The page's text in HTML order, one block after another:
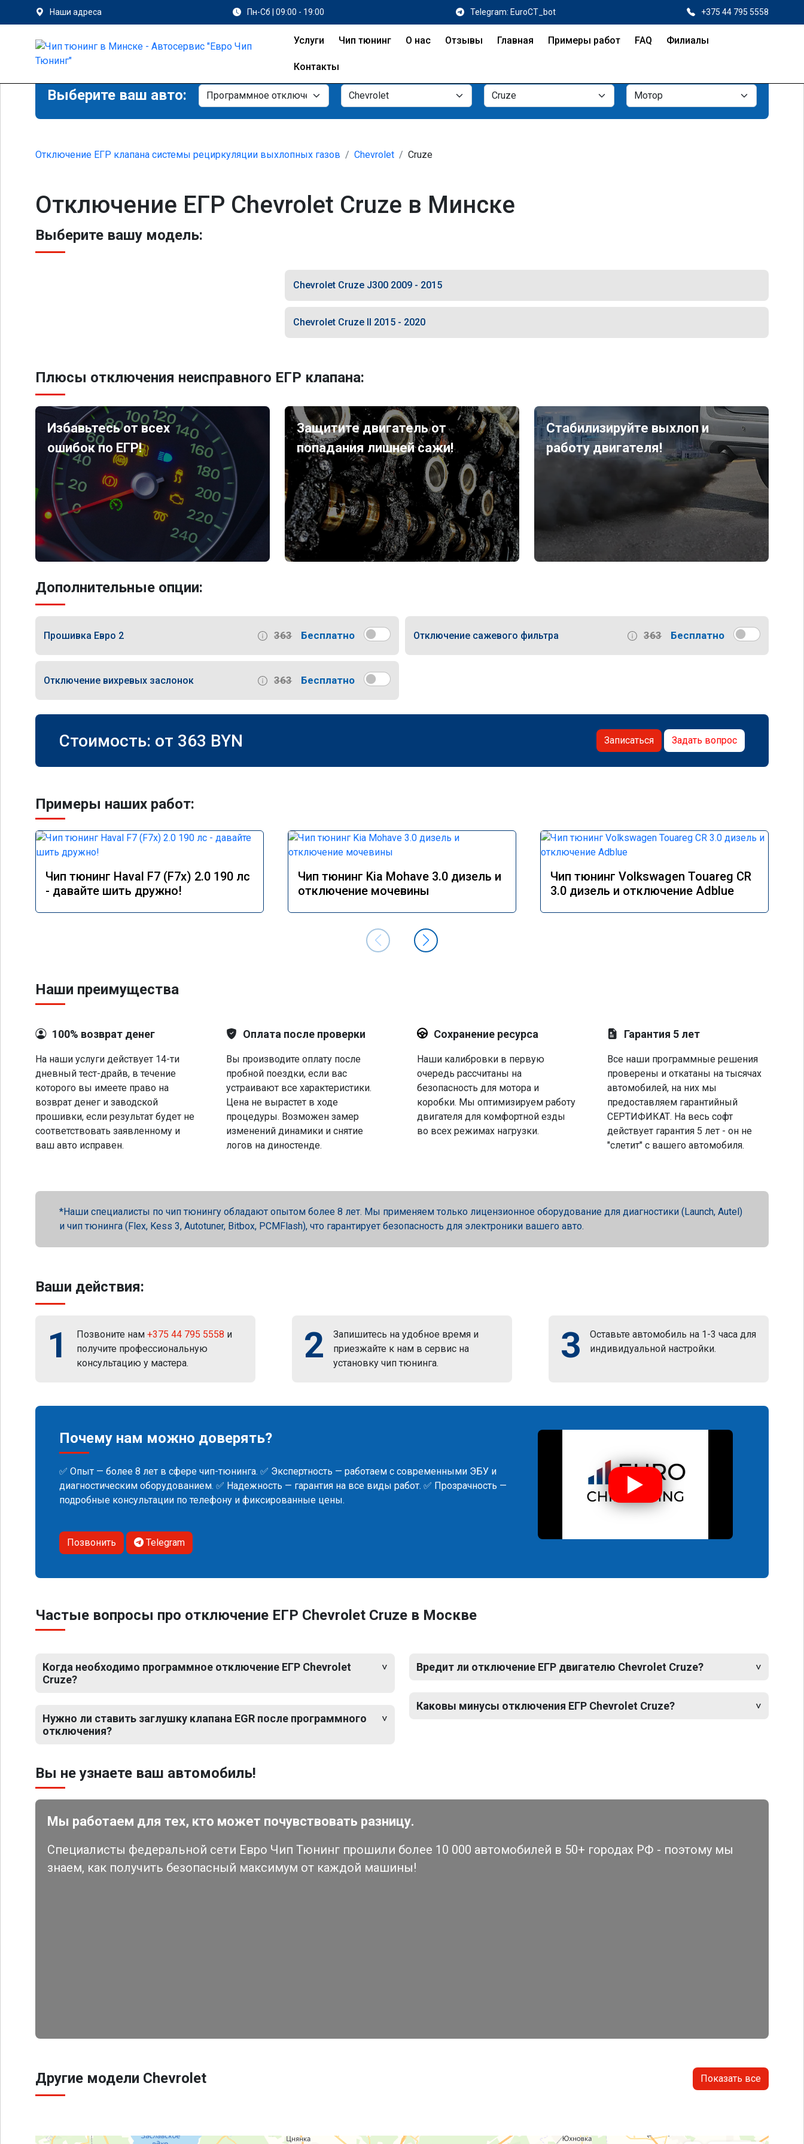
Наши адреса Пн-Сб | 09:00 - 19:00 Telegram: EuroCT_bot +375 44 795 5558
Услуги Чип тюнинг О нас Отзывы Главная Примеры работ FAQ Филиалы
Контакты
Выберите ваш авто:
Отключение ЕГР клапана системы рециркуляции выхлопных газов Chevrolet Cruze
Отключение ЕГР Chevrolet Cruze в Минске
Выберите вашу модель:
Chevrolet Cruze J300 2009 - 2015
Chevrolet Cruze II 2015 - 2020
Плюсы отключения неисправного ЕГР клапана:
Избавьтесь от всех
ошибок по ЕГР!
Защитите двигатель от
попадания лишней сажи!
Стабилизируйте выхлоп и
работу двигателя!
Дополнительные опции:
Прошивка Евро 2 363 Бесплатно Отключение сажевого фильтра 363 Бесплатно
Отключение вихревых заслонок 363 Бесплатно
Стоимость: от 363 BYN Записаться Задать вопрос
Примеры наших работ:
Чип тюнинг Haval F7 (F7x) 2.0 190 лс
- давайте шить дружно!
Чип тюнинг Kia Mohave 3.0 дизель и
отключение мочевины
Чип тюнинг Volkswagen Touareg CR
3.0 дизель и отключение Adblue
Наши преимущества
100% возврат денег
На наши услуги действует 14-ти
дневный тест-драйв, в течение
которого вы имеете право на
возврат денег и заводской
прошивки, если результат будет не
соответствовать заявленному и
ваш авто исправен.
Оплата после проверки
Вы производите оплату после
пробной поездки, если вас
устраивают все характеристики.
Цена не вырастет в ходе
процедуры. Возможен замер
изменений динамики и снятие
логов на диностенде.
Сохранение ресурса
Наши калибровки в первую
очередь рассчитаны на
безопасность для мотора и
коробки. Мы оптимизируем работу
двигателя для комфортной езды
во всех режимах нагрузки.
Гарантия 5 лет
Все наши программные решения
проверены и откатаны на тысячах
автомобилей, на них мы
предоставляем гарантийный
СЕРТИФИКАТ. На весь софт
действует гарантия 5 лет - он не
"слетит" с вашего автомобиля.
Наши специалисты по чип тюнингу обладают опытом более 8 лет. Мы применяем только лицензионное оборудование для диагностики (Launch, Autel)
и чип тюнинга (Flex, Kess 3, Autotuner, Bitbox, PCMFlash), что гарантирует безопасность для электроники вашего авто.
Ваши действия:
1 Позвоните нам +375 44 795 5558 и
получите профессиональную
консультацию у мастера.
2
Запишитесь на удобное время и
приезжайте к нам в сервис на
установку чип тюнинга.
3
Оставьте автомобиль на 1-3 часа для
индивидуальной настройки.
Почему нам можно доверять?
✅ Опыт — более 8 лет в сфере чип-тюнинга. ✅ Экспертность — работаем с современными ЭБУ и
диагностическим оборудованием. ✅ Надежность — гарантия на все виды работ. ✅ Прозрачность —
подробные консультации по телефону и фиксированные цены.
Позвонить Telegram
Частые вопросы про отключение ЕГР Chevrolet Cruze в Москве
Когда необходимо программное отключение ЕГР Chevrolet
Cruze?
Нужно ли ставить заглушку клапана EGR после программного
отключения?
Вредит ли отключение ЕГР двигателю Chevrolet Cruze?
Каковы минусы отключения ЕГР Chevrolet Cruze?
Вы не узнаете ваш автомобиль!
Мы работаем для тех, кто может почувствовать разницу.
Специалисты федеральной сети Евро Чип Тюнинг прошили более 10 000 автомобилей в 50+ городах РФ - поэтому мы
знаем, как получить безопасный максимум от каждой машины!
Другие модели Chevrolet Показать все